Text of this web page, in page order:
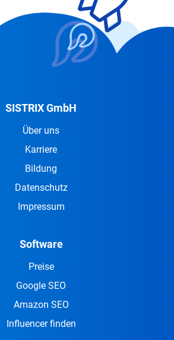
SISTRIX GmbH
Über uns
Karriere
Bildung
Datenschutz
Impressum
Software
Preise
Google SEO
Amazon SEO
Influencer finden